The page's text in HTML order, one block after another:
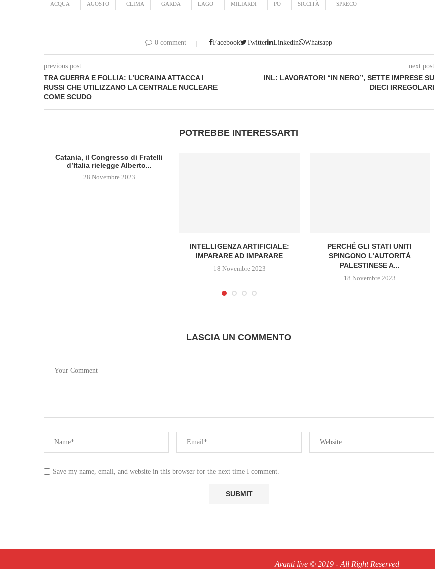
ACQUA AGOSTO CLIMA GARDA LAGO MILIARDI PO SICCITÀ SPRECO
0 comment Facebook Twitter Linkedin Whatsapp
previous post
TRA GUERRA E FOLLIA: L’UCRAINA ATTACCA I
RUSSI CHE UTILIZZANO LA CENTRALE NUCLEARE
COME SCUDO
next post
INL: LAVORATORI “IN NERO”, SETTE IMPRESE SU
DIECI IRREGOLARI
POTREBBE INTERESSARTI
Catania, il Congresso di Fratelli
d’Italia rielegge Alberto...
28 Novembre 2023
INTELLIGENZA ARTIFICIALE:
IMPARARE AD IMPARARE
18 Novembre 2023
PERCHÉ GLI STATI UNITI
SPINGONO L’AUTORITÀ
PALESTINESE A...
18 Novembre 2023
LASCIA UN COMMENTO
Save my name, email, and website in this browser for the next time I comment.
Avanti live © 2019 - All Right Reserved